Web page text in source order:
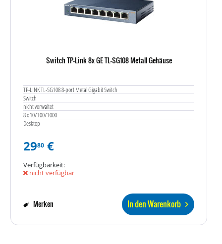
Switch TP-Link 8x GE TL-SG108 Metall Gehäuse
TP-LINK TL-SG108 8-port Metal Gigabit Switch
Switch
nicht verwaltet
8 x 10/100/1000
Desktop
2980 €
Verfügbarkeit:
nicht verfügbar
In den Warenkorb
Merken